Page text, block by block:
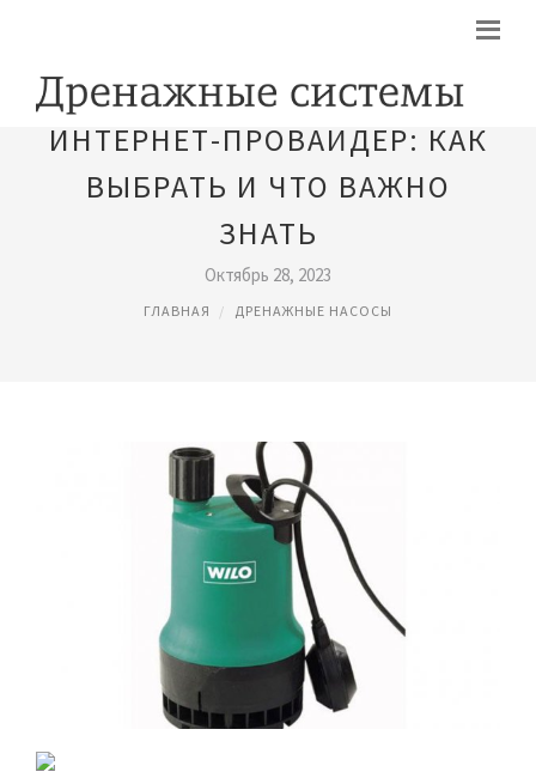
ИНТЕРНЕТ-ПРОВАЙДЕР: КАК
ВЫБРАТЬ И ЧТО ВАЖНО
ЗНАТЬ
Октябрь 28, 2023
ГЛАВНАЯ ДРЕНАЖНЫЕ НАСОСЫ